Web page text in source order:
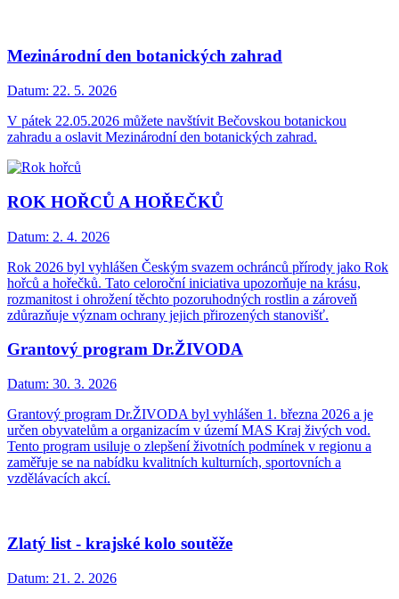
Mezinárodní den botanických zahrad
Datum: 22. 5. 2026
V pátek 22.05.2026 můžete navštívit Bečovskou botanickou
zahradu a oslavit Mezinárodní den botanických zahrad.
ROK HOŘCŮ A HOŘEČKŮ
Datum: 2. 4. 2026
Rok 2026 byl vyhlášen Českým svazem ochránců přírody jako Rok
hořců a hořečků. Tato celoroční iniciativa upozorňuje na krásu,
rozmanitost i ohrožení těchto pozoruhodných rostlin a zároveň
zdůrazňuje význam ochrany jejich přirozených stanovišť.
Grantový program Dr.ŽIVODA
Datum: 30. 3. 2026
Grantový program Dr.ŽIVODA byl vyhlášen 1. března 2026 a je
určen obyvatelům a organizacím v území MAS Kraj živých vod.
Tento program usiluje o zlepšení životních podmínek v regionu a
zaměřuje se na nabídku kvalitních kulturních, sportovních a
vzdělávacích akcí.
Zlatý list - krajské kolo soutěže
Datum: 21. 2. 2026